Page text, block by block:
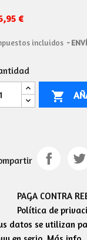
€
incluidos

PAGA CONTRA
Política de
datos se utilizan